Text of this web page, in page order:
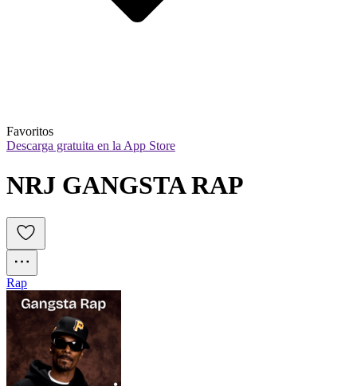
Favoritos
Descarga gratuita en la App Store
NRJ GANGSTA RAP
Rap